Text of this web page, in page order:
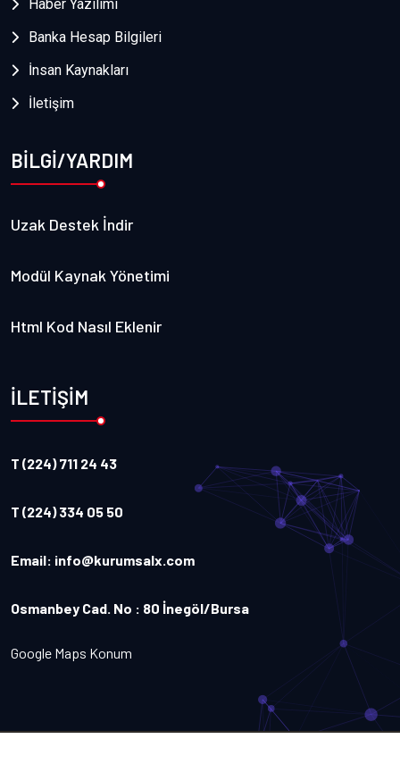
Haber Yazılımı
Banka Hesap Bilgileri
İnsan Kaynakları
İletişim
BİLGİ/YARDIM
Uzak Destek İndir
Modül Kaynak Yönetimi
Html Kod Nasıl Eklenir
İLETİŞİM
T (224) 711 24 43
T (224) 334 05 50
Email: info@kurumsalx.com
Osmanbey Cad. No : 80 İnegöl/Bursa
Google Maps Konum